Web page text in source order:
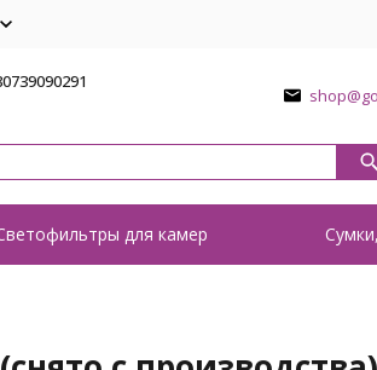
для камер